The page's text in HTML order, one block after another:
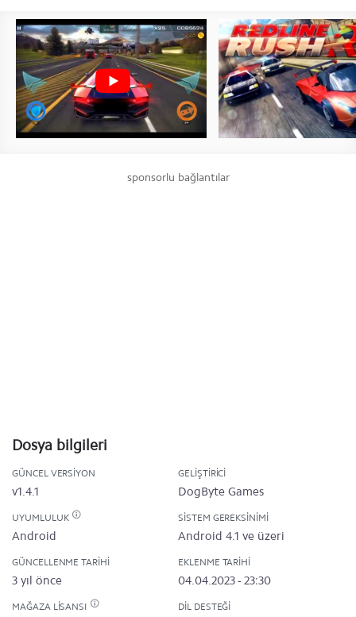
sponsorlu bağlantılar
Dosya bilgileri
GÜNCEL VERSIYON
v1.4.1
GELIŞTIRICI
DogByte Games
UYUMLULUK
Android
SISTEM GEREKSINIMI
Android 4.1 ve üzeri
GÜNCELLENME TARIHI
3 yıl önce
EKLENME TARIHI
04.04.2023 - 23:30
MAĞAZA LISANSI DIL DESTEĞI